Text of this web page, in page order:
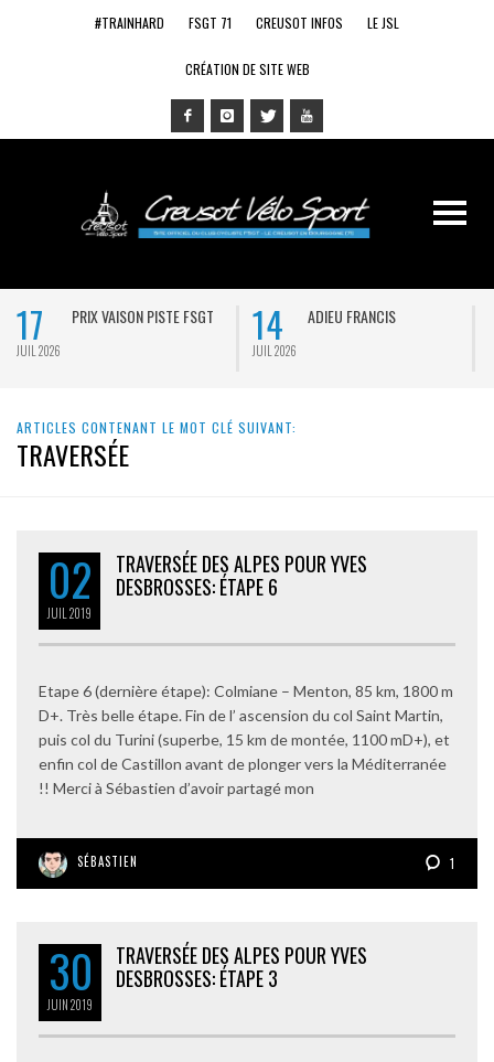
#TRAINHARD FSGT 71 CREUSOT INFOS LE JSL
CRÉATION DE SITE WEB
17
JUIL 2026
PRIX VAISON PISTE FSGT 14
JUIL 2026
ADIEU FRANCIS
ARTICLES CONTENANT LE MOT CLÉ SUIVANT:
TRAVERSÉE
02
JUIL 2019
TRAVERSÉE DES ALPES POUR YVES
DESBROSSES: ÉTAPE 6
Etape 6 (dernière étape): Colmiane – Menton, 85 km, 1800 m
D+. Très belle étape. Fin de l’ ascension du col Saint Martin,
puis col du Turini (superbe, 15 km de montée, 1100 mD+), et
enfin col de Castillon avant de plonger vers la Méditerranée
!! Merci à Sébastien d’avoir partagé mon
SÉBASTIEN 1
30
JUIN2019
TRAVERSÉE DES ALPES POUR YVES
DESBROSSES: ÉTAPE 3